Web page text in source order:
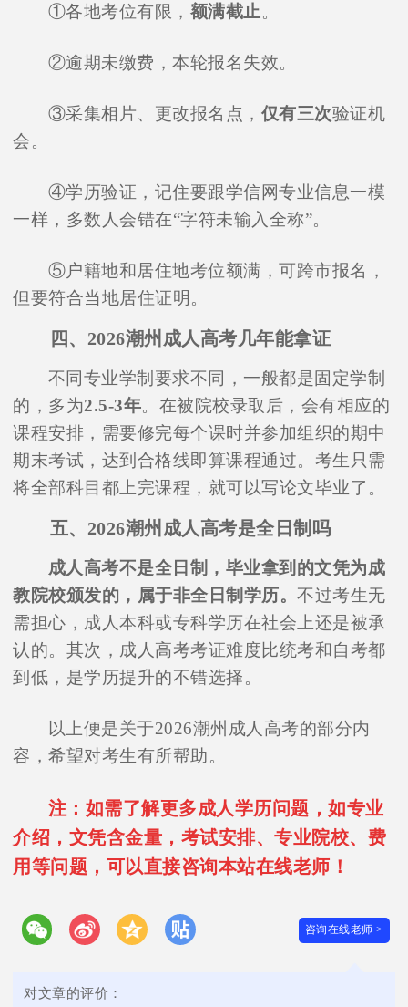
①各地考位有限， 额满截止。
②逾期未缴费，本轮报名失效。
③采集相片、更改报名点， 仅有三次验证机
会。
④学历验证，记住要跟学信网专业信息一模
一样，多数人会错在“字符未输入全称”。
⑤户籍地和居住地考位额满，可跨市报名，
但要符合当地居住证明。
四、2026潮州成人高考几年能拿证
不同专业学制要求不同，一般都是固定学制
的，多为2.5-3年。在被院校录取后，会有相应的
课程安排，需要修完每个课时并参加组织的期中
期末考试，达到合格线即算课程通过。考生只需
将全部科目都上完课程，就可以写论文毕业了。
五、2026潮州成人高考是全日制吗
成人高考不是全日制，毕业拿到的文凭为成
教院校颁发的，属于非全日制学历。不过考生无
需担心，成人本科或专科学历在社会上还是被承
认的。其次，成人高考考证难度比统考和自考都
到低，是学历提升的不错选择。
以上便是关于2026潮州成人高考的部分内
容，希望对考生有所帮助。
注：如需了解更多成人学历问题，如专业
介绍，文凭含金量，考试安排、专业院校、费
用等问题，可以直接咨询本站在线老师！
咨询在线老师 >
对文章的评价：